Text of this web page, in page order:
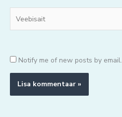
Notify me of new posts by email.